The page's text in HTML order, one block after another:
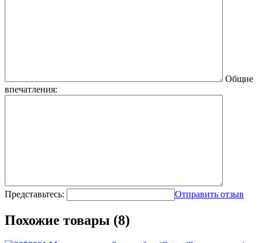
Общие
впечатления:
Представьтесь: Отправить отзыв
Похожие товары (8)